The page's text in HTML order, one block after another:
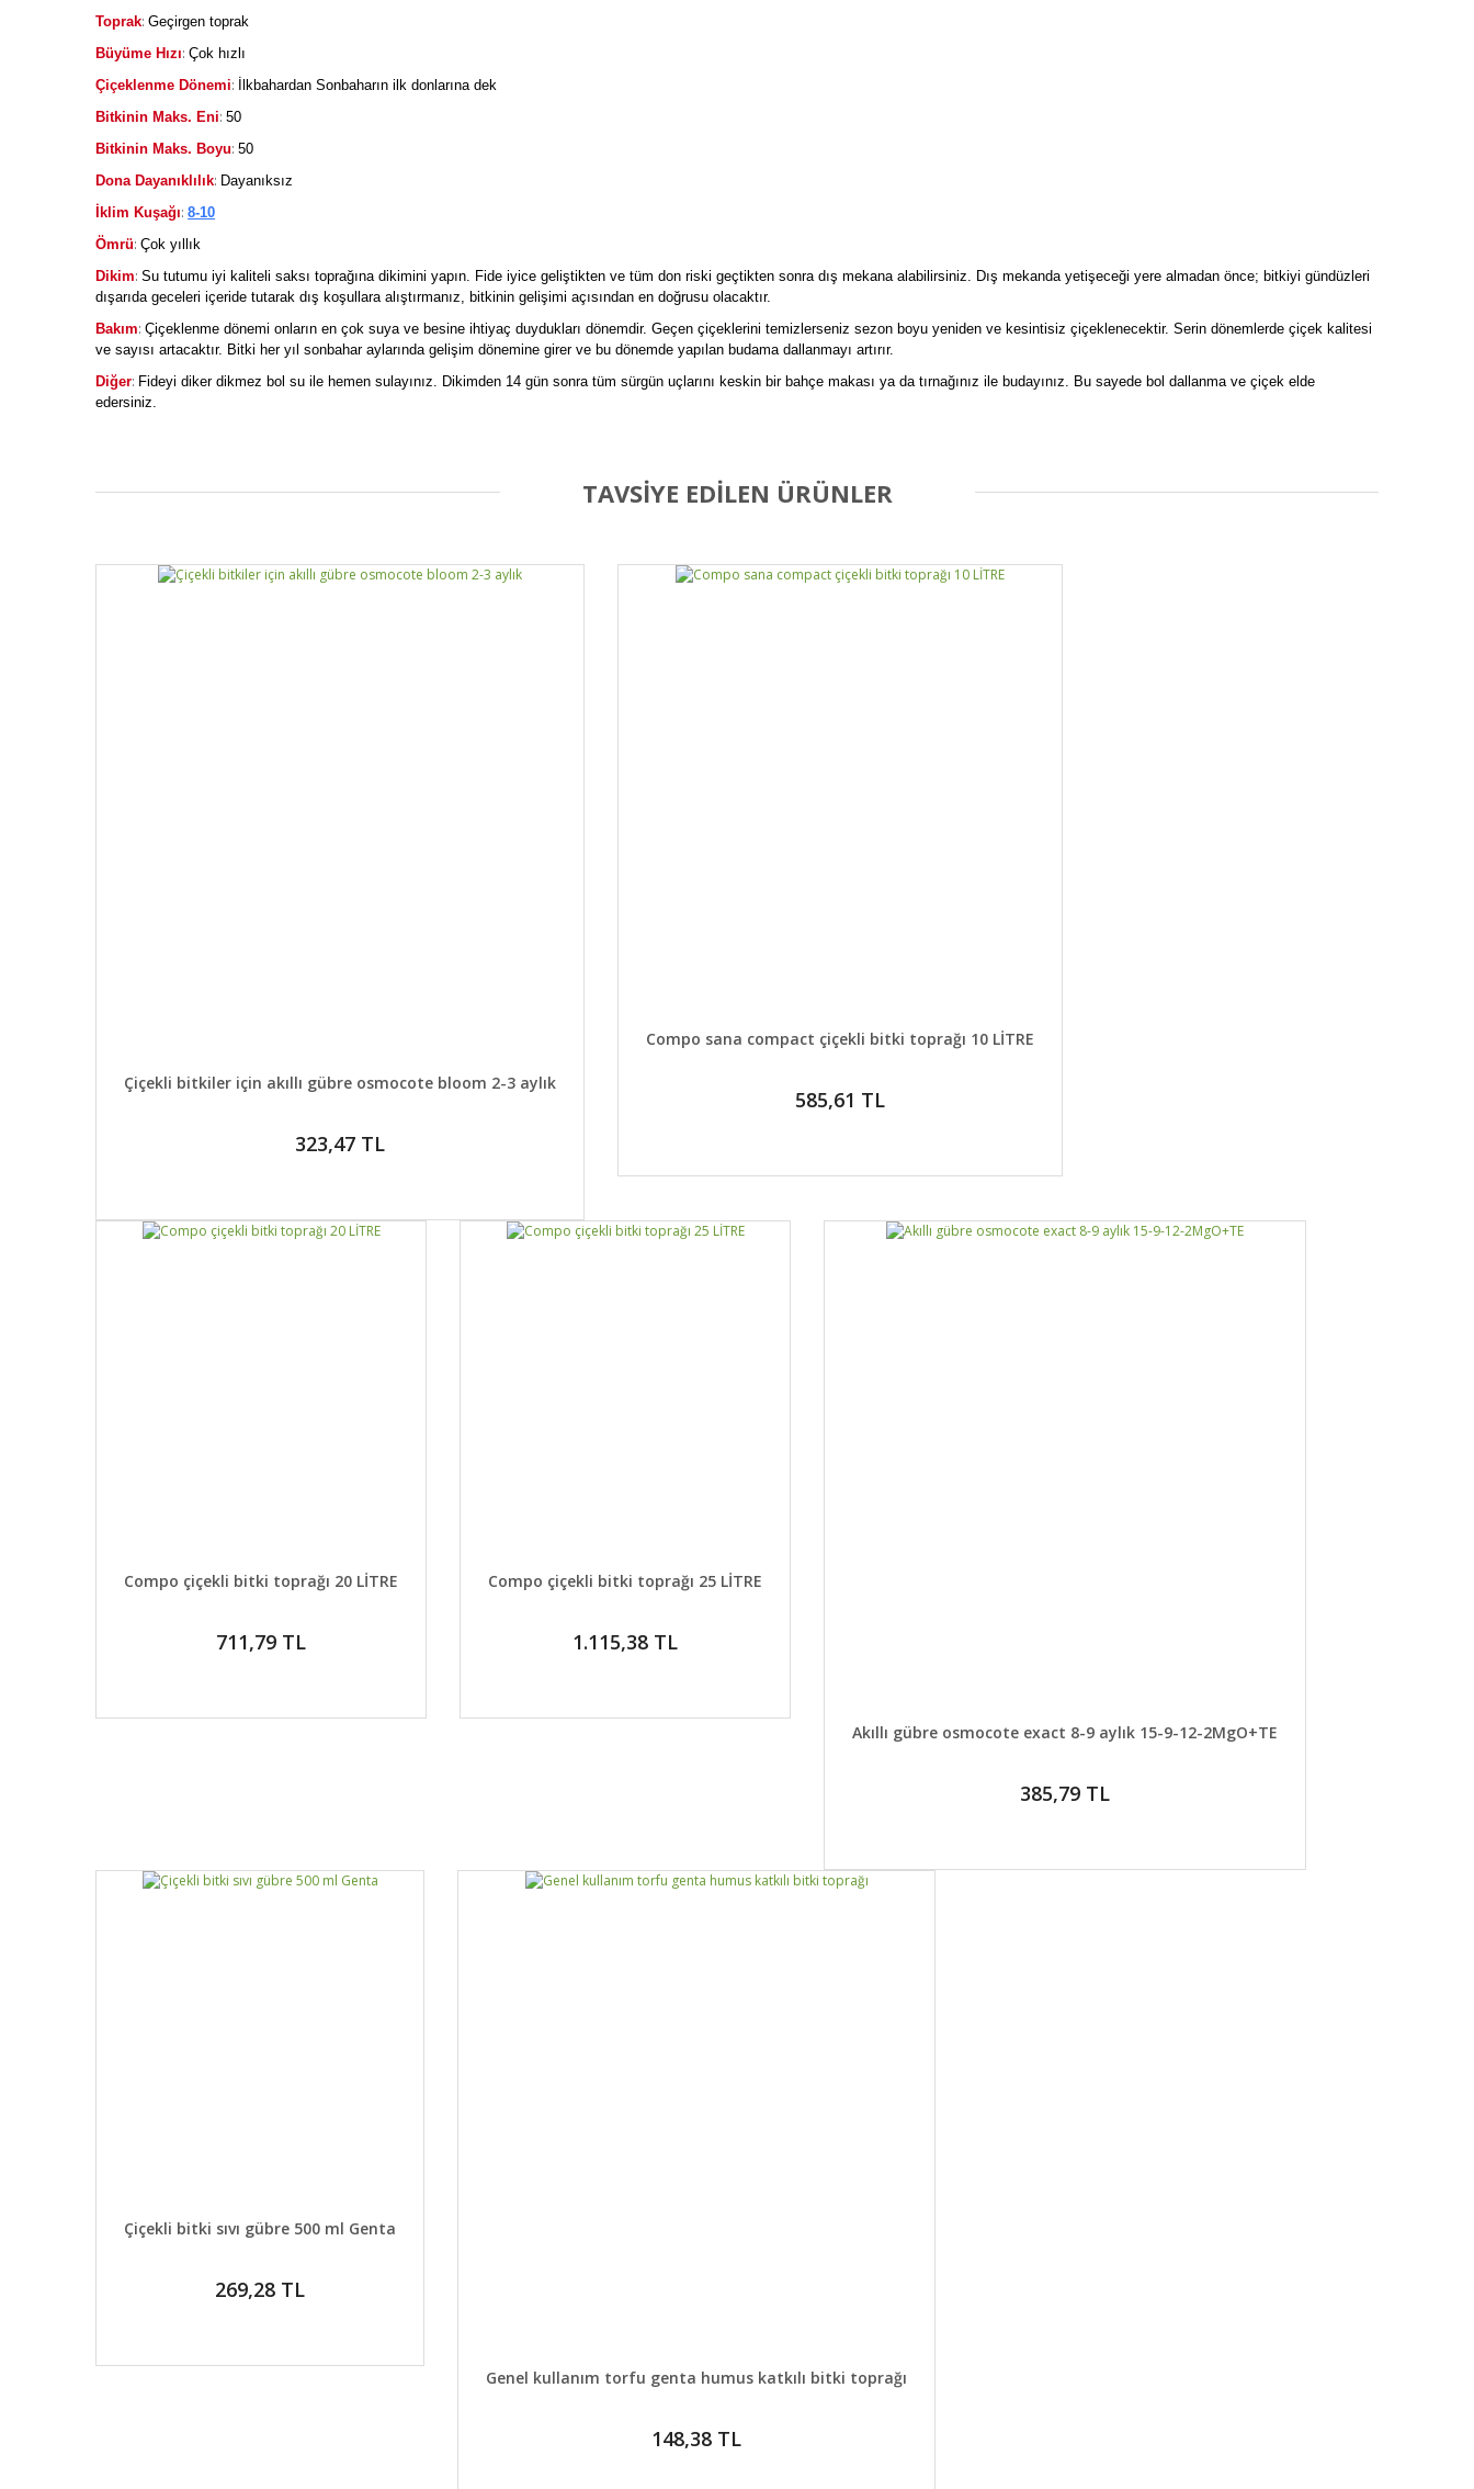
Toprak: Geçirgen toprak
Büyüme Hızı: Çok hızlı
Çiçeklenme Dönemi:
İlkbahardan Sonbaharın ilk donlarına dek
Bitkinin Maks. Eni: 50
Bitkinin Maks. Boyu: 50
Dona Dayanıklılık: Dayanıksız
İklim Kuşağı: 8-10
Ömrü: Çok yıllık
Dikim: Su tutumu iyi kaliteli saksı toprağına dikimini yapın. Fide iyice geliştikten ve tüm don riski geçtikten sonra dış mekana alabilirsiniz. Dış mekanda yetişeceği yere almadan önce; bitkiyi gündüzleri
dışarıda geceleri içeride tutarak dış koşullara alıştırmanız, bitkinin gelişimi açısından en doğrusu olacaktır.
Bakım: Çiçeklenme dönemi onların en çok suya ve besine ihtiyaç duydukları dönemdir. Geçen çiçeklerini temizlerseniz sezon boyu yeniden ve kesintisiz çiçeklenecektir. Serin dönemlerde çiçek kalitesi
ve sayısı artacaktır. Bitki her yıl sonbahar aylarında gelişim dönemine girer ve bu dönemde yapılan budama dallanmayı artırır.
Diğer: Fideyi diker dikmez bol su ile hemen sulayınız. Dikimden 14 gün sonra tüm sürgün uçlarını keskin bir bahçe makası ya da tırnağınız ile budayınız. Bu sayede bol dallanma ve çiçek elde
edersiniz.
Bu ürüne ilk yorumu siz yapın!
Yorum Yaz
TAVSİYE EDİLEN ÜRÜNLER
DETAYLAR SEPETE EKLE
Çiçekli bitkiler için akıllı gübre osmocote bloom 2-3 aylık
323,47 TL
SEPETE EKLE
Compo sana compact çiçekli bitki toprağı 10 LİTRE
585,61 TL
DETAYLAR SEPETE EKLE
Compo çiçekli bitki toprağı 20 LİTRE
711,79 TL
DETAYLAR SEPETE EKLE
Compo çiçekli bitki toprağı 25 LİTRE
1.115,38 TL
DETAYLAR SEPETE EKLE
Akıllı gübre osmocote exact 8-9 aylık 15-9-12-2MgO+TE
385,79 TL
DETAYLAR SEPETE EKLE
Çiçekli bitki sıvı gübre 500 ml Genta
269,28 TL
DETAYLAR SEPETE EKLE
Genel kullanım torfu genta humus katkılı bitki toprağı
148,38 TL